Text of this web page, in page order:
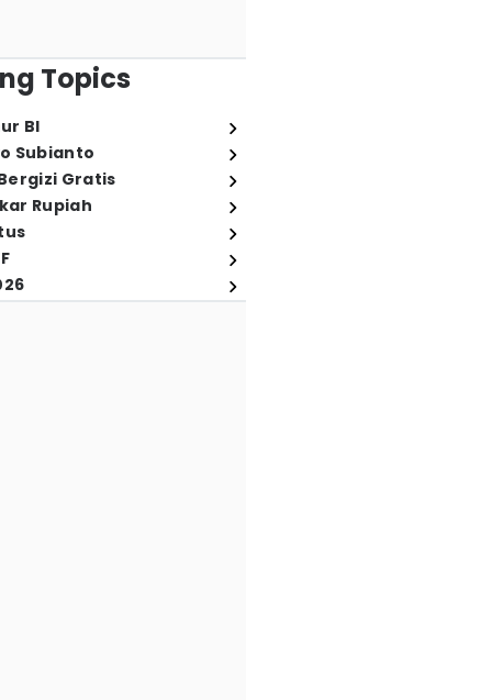
Topics
BI
Subianto
Gratis
Rupiah